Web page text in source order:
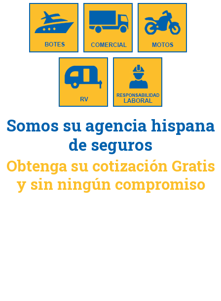
Somos su agencia hispana
de seguros
Obtenga su cotización Gratis
y sin ningún compromiso